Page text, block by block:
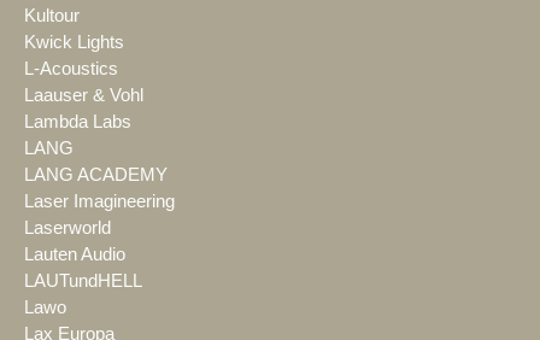
Kultour
Kwick Lights
L-Acoustics
Laauser & Vohl
Lambda Labs
LANG
LANG ACADEMY
Laser Imagineering
Laserworld
Lauten Audio
LAUTundHELL
Lawo
Lax Europa